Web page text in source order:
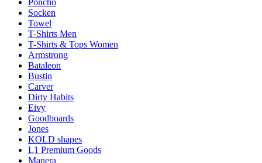
Socken
Towel
T-Shirts Men
T-Shirts & Tops Women
Armstrong
Bataleon
Bustin
Carver
Dirty Habits
Eivy
Goodboards
Jones
KOLD shapes
L1 Premium Goods
Manera